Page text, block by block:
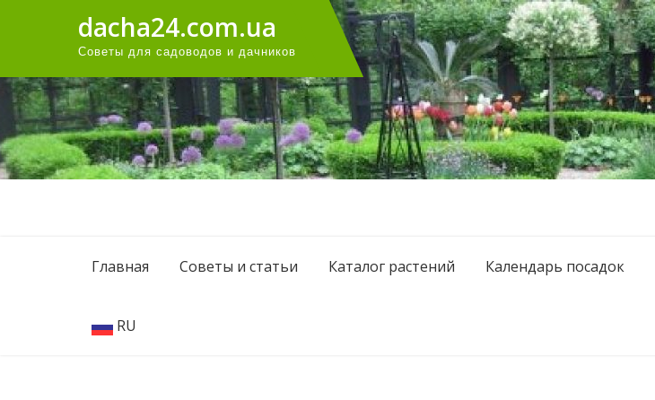
содержанию
dacha24.com.ua
Советы для садоводов и дачников
Главная Советы и статьи Каталог растений Календарь посадок
RU